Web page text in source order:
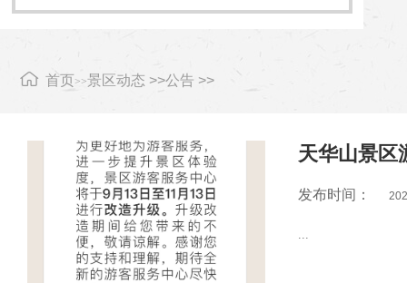
首页>>景区动态 >>公告 >>
天华山景区
发布时间：
...